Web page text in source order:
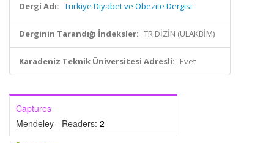
Dergi Adı: Türkiye Diyabet ve Obezite Dergisi
Derginin Tarandığı İndeksler: TR DİZİN (ULAKBİM)
Karadeniz Teknik Üniversitesi Adresli: Evet
Captures
Mendeley - Readers: 2